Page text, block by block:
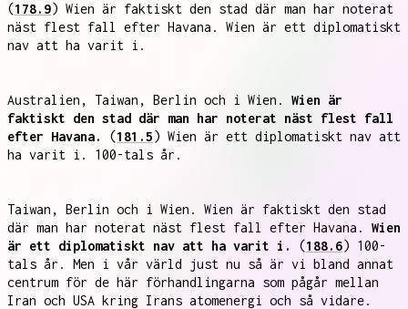
(178.9) Wien är faktiskt den stad där man har noterat
näst flest fall efter Havana. Wien är ett diplomatiskt
nav att ha varit i.
Australien, Taiwan, Berlin och i Wien. Wien är
faktiskt den stad där man har noterat näst flest fall
efter Havana.
(181.5) Wien är ett diplomatiskt nav att
ha varit i. 100-tals år.
Taiwan, Berlin och i Wien. Wien är faktiskt den stad
där man har noterat näst flest fall efter Havana. Wien
är ett diplomatiskt nav att ha varit i.
(188.6) 100-
tals år. Men i vår värld just nu så är vi bland annat
centrum för de här förhandlingarna som pågår mellan
Iran och USA kring Irans atomenergi och så vidare.